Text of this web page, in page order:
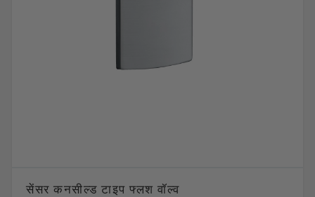
सेंसर कनसील्ड टाइप फ्लश वॉल्व